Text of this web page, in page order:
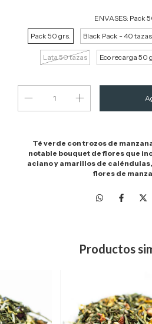
ENVASES: Pack
Pack 50 grs.
Black Pack - 40 tazas
Lata 50 tazas Eco recarga 50
Té verde con trozos de
notable bouquet de flores que
aciano y amarillos de
flores de
Productos